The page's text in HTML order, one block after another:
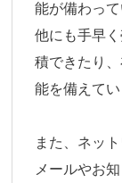
能が備わって
他にも手早
積できたり
能を備えてい
また、ネッ
メールやお